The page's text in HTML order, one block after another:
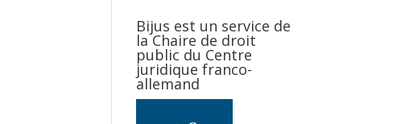
Bijus est un service de
la Chaire de droit
public du Centre
juridique franco-
allemand